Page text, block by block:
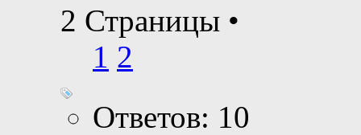
2 Страницы •
1 2
Ответов: 10